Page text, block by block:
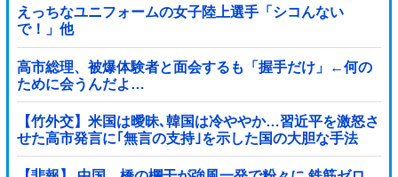
えっちなユニフォームの女子陸上選手「シコんない
で！」他
高市総理、被爆体験者と面会するも「握手だけ」←何の
ために会うんだよ…
【竹外交】米国は曖昧､韓国は冷ややか…習近平を激怒さ
せた高市発言に｢無言の支持｣を示した国の大胆な手法